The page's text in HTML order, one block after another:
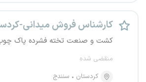
کارشناس فروش میدانی-
کشت و صنعت تخته فشرده پاک
منقضی شده
کردستان
سنندج